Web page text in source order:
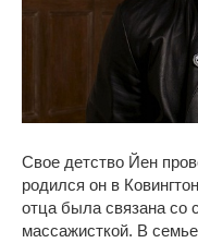
Свое детство Йен
родился он в
отца была связана со
массажисткой. В